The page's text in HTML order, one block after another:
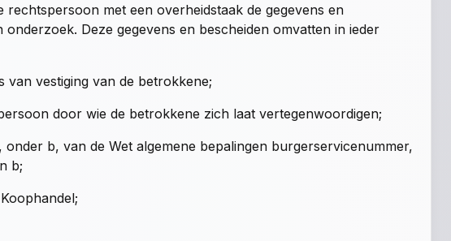
met een overheidstaak de gegevens en
Deze gegevens en bescheiden omvatten in ieder
van vestiging van de betrokkene;
door wie de betrokkene zich laat vertegenwoordigen;
b, van de Wet algemene bepalingen burgerservicenummer,
b;